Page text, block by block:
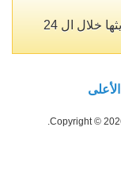
يمكنك البحث عن المشاركات التي تم تحديثها خلال ال 24
الأعلى
Copyright ©